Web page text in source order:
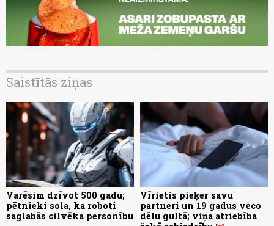
Saistītās ziņas
Varēsim dzīvot 500 gadu;
pētnieki sola, ka roboti
saglabās cilvēka personību
Vīrietis pieķer savu
partneri un 19 gadus veco
dēlu gultā; viņa atriebība